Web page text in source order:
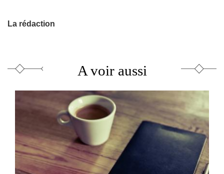
La rédaction
A voir aussi